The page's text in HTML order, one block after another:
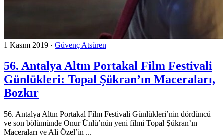
1 Kasım 2019 · Güvenç Atsüren
56. Antalya Altın Portakal Film Festivali
Günlükleri: Topal Şükran’ın Maceraları,
Bozkır
56. Antalya Altın Portakal Film Festivali Günlükleri’nin dördüncü
ve son bölümünde Onur Ünlü’nün yeni filmi Topal Şükran’ın
Maceraları ve Ali Özel’in ...